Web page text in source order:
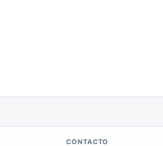
CONTACTO